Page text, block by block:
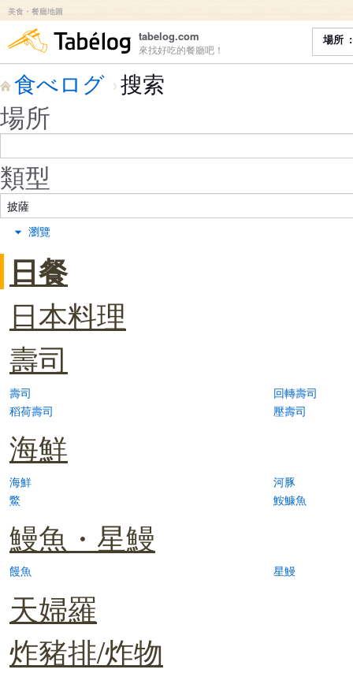
美食・餐廳地圖
食べログ
tabelog.com
來找好吃的餐廳吧！
場所
食べログ 搜索
場所
類型
瀏覽
日餐
日本料理
壽司
壽司
回轉壽司
稻荷壽司
壓壽司
海鮮
海鮮
河豚
鱉
鮟鱇魚
鰻魚・星鰻
饅魚 星鰻
天婦羅
炸豬排/炸物